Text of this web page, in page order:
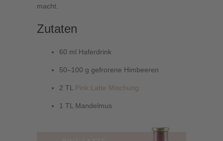
macht.
Zutaten
60 ml Haferdrink
50–100 g gefrorene Himbeeren
2 TL Pink Latte Mischung
1 TL Mandelmus